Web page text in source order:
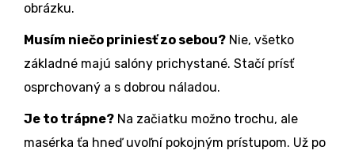
obrázku.
Musím niečo priniesť zo sebou? Nie, všetko
základné majú salóny prichystané. Stačí prísť
osprchovaný a s dobrou náladou.
Je to trápne? Na začiatku možno trochu, ale
masérka ťa hneď uvoľní pokojným prístupom. Už po